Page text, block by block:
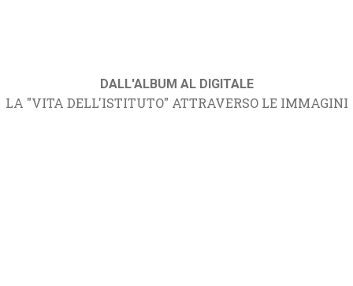
DALL'ALBUM AL DIGITALE
LA "VITA DELL'ISTITUTO" ATTRAVERSO LE IMMAGINI